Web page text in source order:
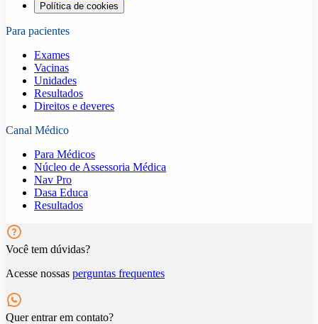
Política de cookies
Para pacientes
Exames
Vacinas
Unidades
Resultados
Direitos e deveres
Canal Médico
Para Médicos
Núcleo de Assessoria Médica
Nav Pro
Dasa Educa
Resultados
Você tem dúvidas?
Acesse nossas perguntas frequentes
Quer entrar em contato?